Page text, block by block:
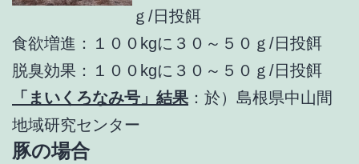
ｇ/日投餌
食欲増進：１００kgに３０～５０ｇ/日投餌
脱臭効果：１００kgに３０～５０ｇ/日投餌
「まいくろなみ号」結果 ：於）島根県中山間
地域研究センター
豚の場合